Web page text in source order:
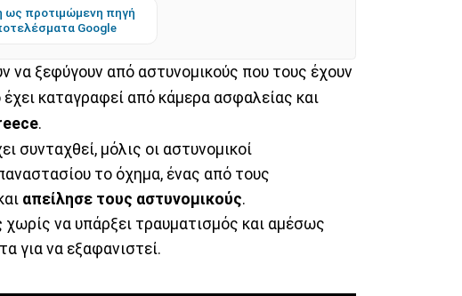
ως προτιμώμενη πηγή
Google
να ξεφύγουν από αστυνομικούς που τους έχουν
καταγραφεί από κάμερα ασφαλείας και
.
συνταχθεί, μόλις οι αστυνομικοί
το όχημα, ένας από τους
απείλησε τους αστυνομικούς.
χωρίς να υπάρξει τραυματισμός και αμέσως
για να εξαφανιστεί.